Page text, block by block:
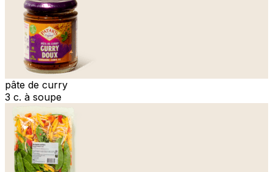
pâte de curry
3 c. à soupe